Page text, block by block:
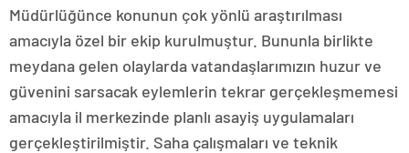
Müdürlüğünce konunun çok yönlü araştırılması
amacıyla özel bir ekip kurulmuştur. Bununla birlikte
meydana gelen olaylarda vatandaşlarımızın huzur ve
güvenini sarsacak eylemlerin tekrar gerçekleşmemesi
amacıyla il merkezinde planlı asayiş uygulamaları
gerçekleştirilmiştir. Saha çalışmaları ve teknik